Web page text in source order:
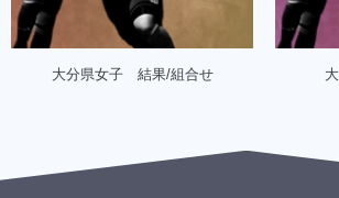
大分県女子 結果/組合せ